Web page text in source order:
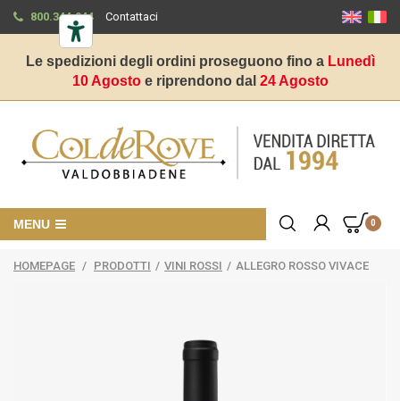
800.344.944 Contattaci
Le spedizioni degli ordini proseguono fino a Lunedì
10 Agostoe riprendono dal 24 Agosto
0
MENU
HOMEPAGE / PRODOTTI / VINI ROSSI / ALLEGRO ROSSO VIVACE